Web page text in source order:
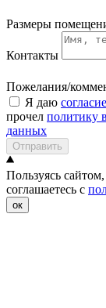
Размеры
Контакты
Пожелания/
Я даю согласие
прочел политику
данных
Отправить
Пользуясь
соглашаетесь с
ок